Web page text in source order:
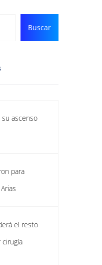
Buscar
su ascenso
para
el resto